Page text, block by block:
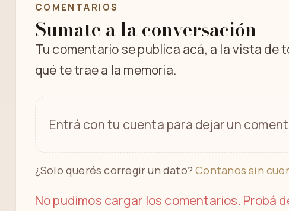
COMENTARIOS
Sumate a la conversación
Tu comentario se publica acá, a la vista de
qué te trae a la memoria.
Entrá con tu cuenta para dejar un
¿Solo querés corregir un dato?Contanos sin
No pudimos cargar los comentarios. Probá